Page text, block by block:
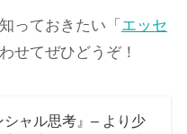
っておきたい「 エッセ
せてぜひどうぞ！
シャル思考』– より少